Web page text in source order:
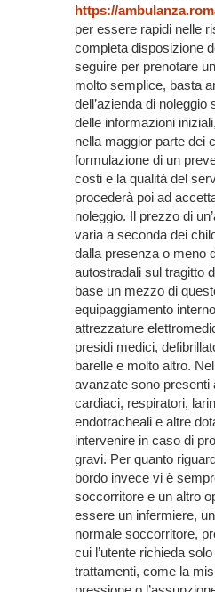
https://
per essere rapidi nelle
completa disposizione
seguire per prenotare
molto semplice, basta
dell’azienda di
delle informazioni
nella maggior parte dei
formulazione di un
costi e la qualità del
procederà poi ad
noleggio. Il prezzo di
varia a seconda dei
dalla presenza o meno
autostradali sul tragitto
base un mezzo di
equipaggiamento
attrezzature
presidi medici,
barelle e molto altro.
avanzate sono presenti
cardiaci, respiratori,
endotracheali e altre
intervenire in caso di
gravi. Per quanto
bordo invece vi è
soccorritore e un altro
essere un infermiere,
normale soccorritore,
cui l’utente richieda
trattamenti, come la